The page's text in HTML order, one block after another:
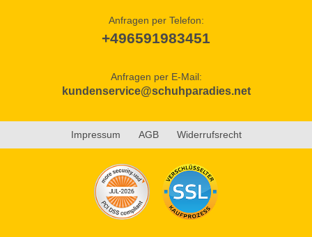
Anfragen per Telefon:
+496591983451
Anfragen per E-Mail:
kundenservice@schuhparadies.net
Impressum AGB Widerrufsrecht